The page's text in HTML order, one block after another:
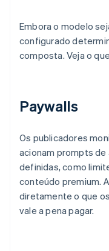
Embora o modelo
configurado
composta. Veja o
Paywalls
Os publicadores
acionam prompts de
definidas, como
conteúdo premium.
diretamente o que
vale a pena pagar.